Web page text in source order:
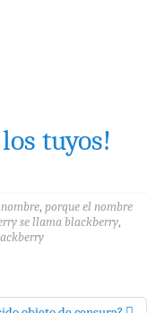
tuyos!
, porque el nombre
se llama blackberry,